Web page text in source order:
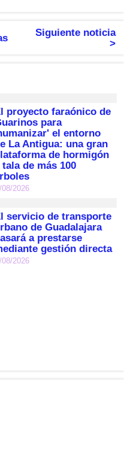
Siguiente noticia
>
proyecto faraónico de
para
el entorno
La Antigua: una gran
de hormigón
tala de más 100
08/2026
servicio de transporte
de Guadalajara
a prestarse
gestión directa
08/2026